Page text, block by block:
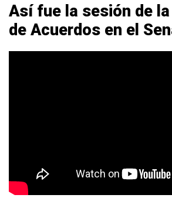
Así fue la sesión de
de Acuerdos en el